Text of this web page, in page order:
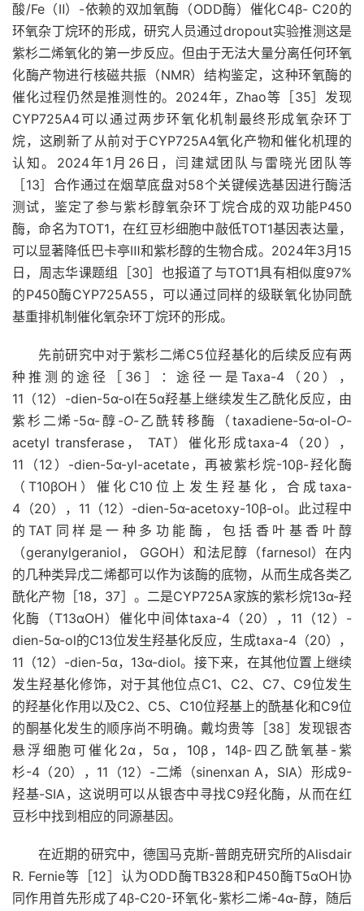
酸/Fe（Ⅱ）-依赖的双加氧酶（ODD酶）催化C4β- C20的
环氧杂丁烷环的形成，研究人员通过dropout实验推测这是
紫杉二烯氧化的第一步反应。但由于无法大量分离任何环氧
化酶产物进行核磁共振（NMR）结构鉴定，这种环氧酶的
催化过程仍然是推测性的。2024年，Zhao等［35］发现
CYP725A4可以通过两步环氧化机制最终形成氧杂环丁
烷，这刷新了从前对于CYP725A4氧化产物和催化机理的
认知。2024年1月26日，闫建斌团队与雷晓光团队等
［13］合作通过在烟草底盘对58个关键候选基因进行酶活
测试，鉴定了参与紫杉醇氧杂环丁烷合成的双功能P450
酶，命名为TOT1，在红豆杉细胞中敲低TOT1基因表达量，
可以显著降低巴卡亭Ⅲ和紫杉醇的生物合成。2024年3月15
日，周志华课题组［30］也报道了与TOT1具有相似度97%
的P450酶CYP725A55，可以通过同样的级联氧化协同酰
基重排机制催化氧杂环丁烷环的形成。
先前研究中对于紫杉二烯C5位羟基化的后续反应有两
种推测的途径［36］：途径一是Taxa-4（20），
11（12）-dien-5α-ol在5α羟基上继续发生乙酰化反应，由
紫杉二烯-5α-醇-O-乙酰转移酶（taxadiene-5α-ol-O-
acetyl transferase， TAT）催化形成taxa-4（20），
11（12）-dien-5α-yl-acetate，再被紫杉烷-10β-羟化酶
（T10βOH）催化C10位上发生羟基化，合成taxa-
4（20），11（12）-dien-5α-acetoxy-10β-ol。此过程中
的TAT同样是一种多功能酶，包括香叶基香叶醇
（geranylgeraniol， GGOH）和法尼醇（farnesol）在内
的几种类异戊二烯都可以作为该酶的底物，从而生成各类乙
酰化产物［18，37］。二是CYP725A家族的紫杉烷13α-羟
化酶（T13αOH）催化中间体taxa-4（20），11（12）-
dien-5α-ol的C13位发生羟基化反应，生成taxa-4（20），
11（12）-dien-5α，13α-diol。接下来，在其他位置上继续
发生羟基化修饰，对于其他位点C1、C2、C7、C9位发生
的羟基化作用以及C2、C5、C10位羟基上的酰基化和C9位
的酮基化发生的顺序尚不明确。戴均贵等［38］发现银杏
悬浮细胞可催化2α，5α，10β，14β-四乙酰氧基-紫
杉-4（20），11（12）-二烯（sinenxan A，SIA）形成9-
羟基-SIA，这说明可以从银杏中寻找C9羟化酶，从而在红
豆杉中找到相应的同源基因。
在近期的研究中，德国马克斯-普朗克研究所的Alisdair
R. Fernie等［12］认为ODD酶TB328和P450酶T5αOH协
同作用首先形成了4β-C20-环氧化-紫杉二烯-4α-醇，随后